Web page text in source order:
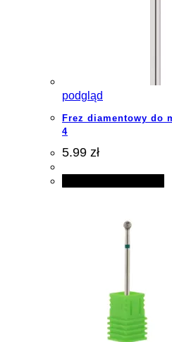
podgląd
Frez diamentowy do
4
5.99 zł